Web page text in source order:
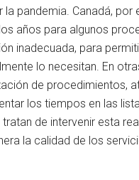
pandemia. Canadá,
años para algunos
inadecuada, para
lo necesitan. En
de procedimientos,
los tiempos en las
de intervenir esta
la calidad de los